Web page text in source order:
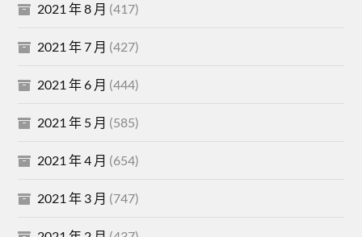
2021 年 8 月 (417)
2021 年 7 月 (427)
2021 年 6 月 (444)
2021 年 5 月 (585)
2021 年 4 月 (654)
2021 年 3 月 (747)